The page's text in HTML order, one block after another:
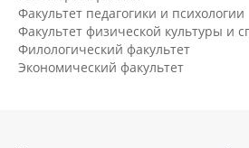
Факультет педагогики и психологии
Факультет физической культуры и
Филологический факультет
Экономический факультет